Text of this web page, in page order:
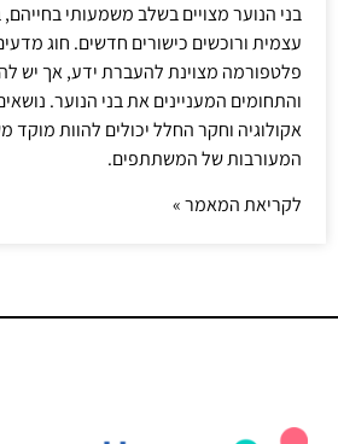
בני הנוער מצויים בשלב משמעותי
עצמית ורוכשים כישורים חדשים. חוג מדעים
פלטפורמה מצוינת להעברת ידע, אך יש
והתחומים המעניינים את בני הנוער.
אקולוגיה וחקר החלל יכולים להוות מוקד
המעורבות של המשתתפים.
לקריאת המאמר »